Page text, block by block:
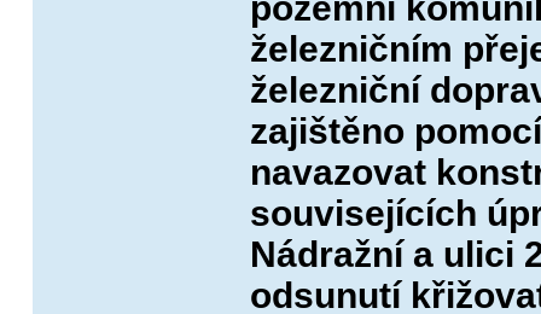
železničním
železniční
zajištěno
navazovat
souvisejících
Nádražní a ulici
odsunutí